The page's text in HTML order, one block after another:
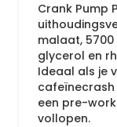
Crank Pump
malaat, 5700
glycerol en
Ideaal als je
cafeïnecrash
een pre-
vollopen.